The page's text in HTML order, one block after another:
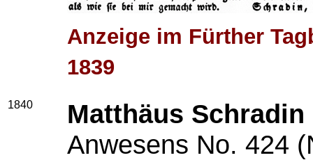
Anzeige im Fürther
1839
1840 Matthäus Schradin
Anwesens No. 424